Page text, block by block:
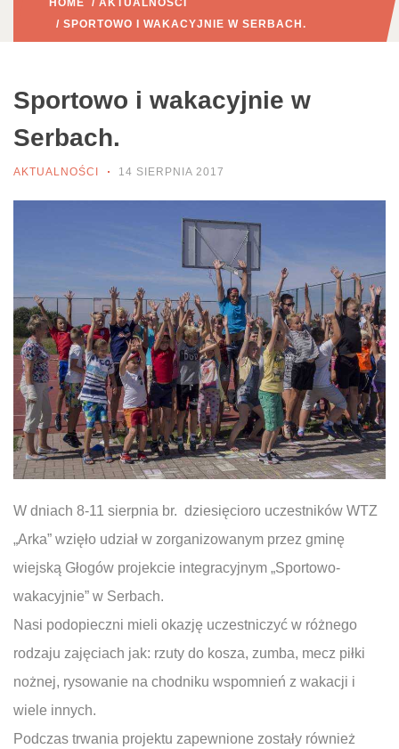
/ SPORTOWO I WAKACYJNIE W SERBACH.
Sportowo i wakacyjnie w
Serbach.
AKTUALNOŚCI 14 SIERPNIA 2017
W dniach 8-11 sierpnia br. dziesięcioro uczestników WTZ
„Arka” wzięło udział w zorganizowanym przez gminę
wiejską Głogów projekcie integracyjnym „Sportowo-
wakacyjnie” w Serbach.
Nasi podopieczni mieli okazję uczestniczyć w różnego
rodzaju zajęciach jak: rzuty do kosza, zumba, mecz piłki
nożnej, rysowanie na chodniku wspomnień z wakacji i
wiele innych.
Podczas trwania projektu zapewnione zostały również